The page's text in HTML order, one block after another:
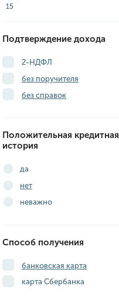
15
Подтверждение дохода
2-НДФЛ
без поручителя
без справок
Положительная кредитная
история
да
нет
неважно
Способ получения
банковская карта
карта Сбербанка